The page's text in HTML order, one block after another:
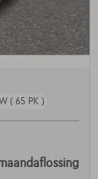
( 65 PK )